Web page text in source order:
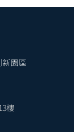
園區
樓